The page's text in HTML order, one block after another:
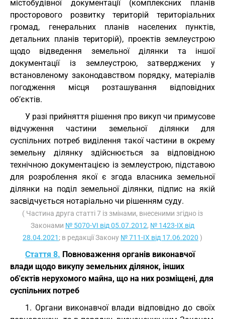
містобудівної документації (комплексних планів
просторового розвитку територій територіальних
громад, генеральних планів населених пунктів,
детальних планів територій), проектів землеустрою
щодо відведення земельної ділянки та іншої
документації із землеустрою, затверджених у
встановленому законодавством порядку, матеріалів
погодження місця розташування відповідних
об’єктів.
У разі прийняття рішення про викуп чи примусове
відчуження частини земельної ділянки для
суспільних потреб виділення такої частини в окрему
земельну ділянку здійснюється за відповідною
технічною документацією із землеустрою, підставою
для розроблення якої є згода власника земельної
ділянки на поділ земельної ділянки, підпис на якій
засвідчується нотаріально чи рішенням суду.
( Частина друга статті 7 із змінами, внесеними згідно із
Законами № 5070-VI від 05.07.2012, № 1423-IX від
28.04.2021 ; в редакції Закону № 711-IX від 17.06.2020 )
Стаття 8. Повноваження органів виконавчої
влади щодо викупу земельних ділянок, інших
об'єктів нерухомого майна, що на них розміщені, для
суспільних потреб
1. Органи виконавчої влади відповідно до своїх